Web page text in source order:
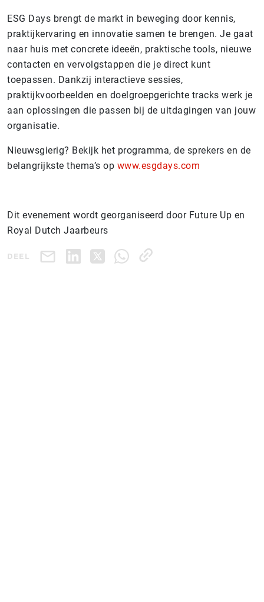
ESG Days brengt de markt in beweging door kennis,
praktijkervaring en innovatie samen te brengen. Je gaat
naar huis met concrete ideeën, praktische tools, nieuwe
contacten en vervolgstappen die je direct kunt
toepassen. Dankzij interactieve sessies,
praktijkvoorbeelden en doelgroepgerichte tracks werk je
aan oplossingen die passen bij de uitdagingen van jouw
organisatie.
Nieuwsgierig? Bekijk het programma, de sprekers en de
belangrijkste thema’s op www.esgdays.com
Dit evenement wordt georganiseerd door Future Up en
Royal Dutch Jaarbeurs
DEEL